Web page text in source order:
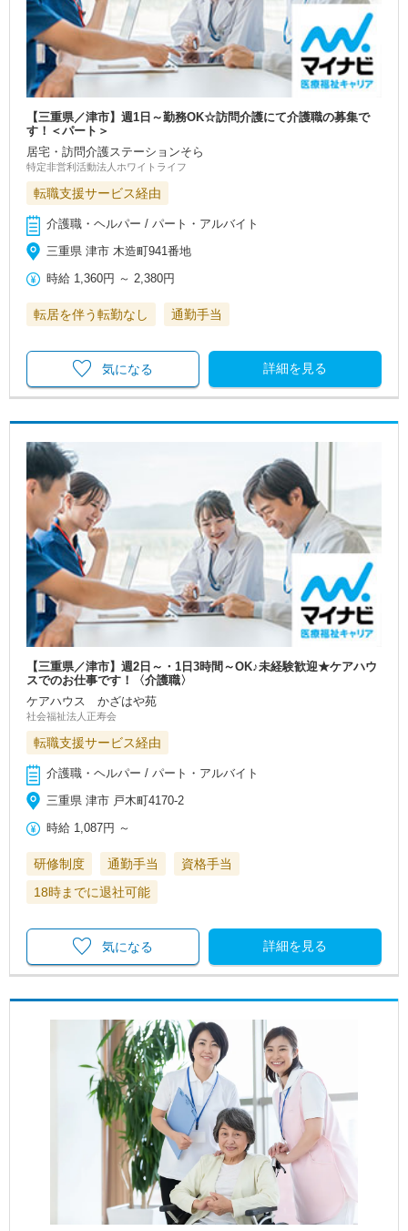
【三重県／津市】週1日～勤務OK☆訪問介護にて介護職の募集で
す！＜パート＞
居宅・訪問介護ステーションそら
特定非営利活動法人ホワイトライフ
転職支援サービス経由
介護職・ヘルパー / パート・アルバイト
三重県 津市 木造町941番地
時給 1,360円 ～2,380円
転居を伴う転勤なし 通勤手当
詳細を見る
気になる
【三重県／津市】週2日～・1日3時間～OK♪未経験歓迎★ケアハウ
スでのお仕事です！〈介護職〉
ケアハウス かざはや苑
社会福祉法人正寿会
転職支援サービス経由
介護職・ヘルパー / パート・アルバイト
三重県 津市 戸木町4170-2
時給 1,087円 ～
研修制度 通勤手当
資格手当
18時までに退社可能
詳細を見る
気になる